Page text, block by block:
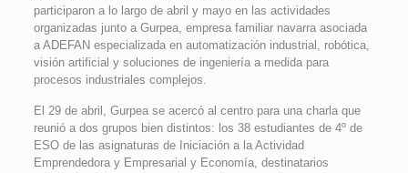
participaron a lo largo de abril y mayo en las actividades
organizadas junto a Gurpea, empresa familiar navarra asociada
a ADEFAN especializada en automatización industrial, robótica,
visión artificial y soluciones de ingeniería a medida para
procesos industriales complejos.
El 29 de abril, Gurpea se acercó al centro para una charla que
reunió a dos grupos bien distintos: los 38 estudiantes de 4º de
ESO de las asignaturas de Iniciación a la Actividad
Emprendedora y Empresarial y Economía, destinatarios